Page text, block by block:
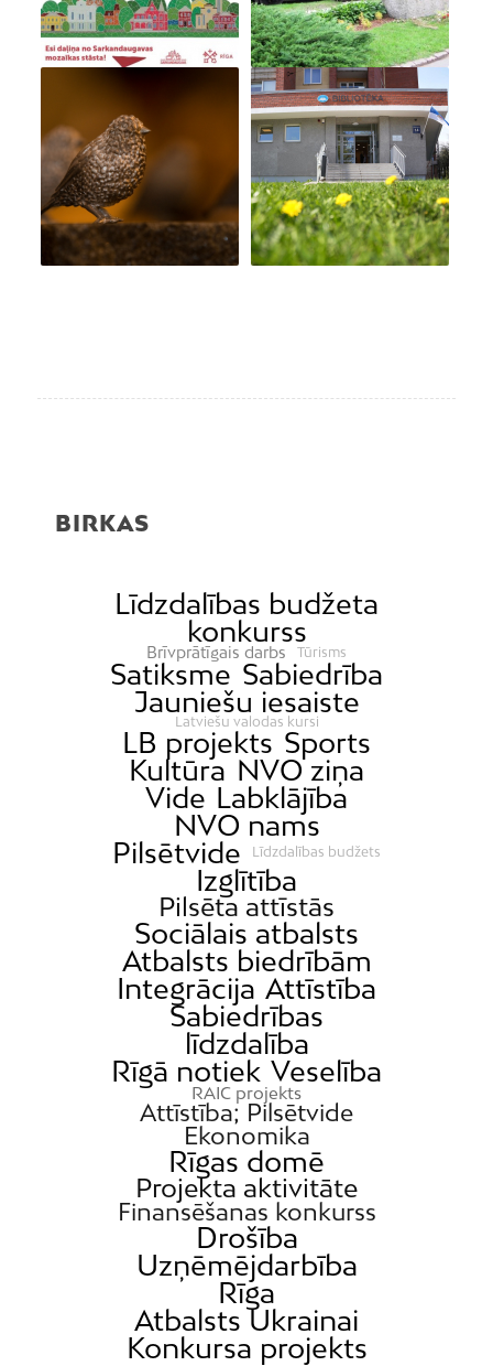
BIRKAS
Līdzdalības budžeta
konkurss
Brīvprātīgais darbs Tūrisms
Satiksme Sabiedrība
Jauniešu iesaiste
Latviešu valodas kursi
LB projekts Sports
Kultūra NVO ziņa
Vide Labklājība
NVO nams
Pilsētvide
Līdzdalības budžets
Izglītība
Pilsēta attīstās
Sociālais atbalsts
Atbalsts biedrībām
Integrācija Attīstība
Sabiedrības
līdzdalība
Rīgā notiek Veselība
RAIC projekts
Attīstība; Pilsētvide
Ekonomika
Rīgas domē
Projekta aktivitāte
Finansēšanas konkurss
Drošība
Uzņēmējdarbība
Rīga
Atbalsts Ukrainai
Konkursa projekts